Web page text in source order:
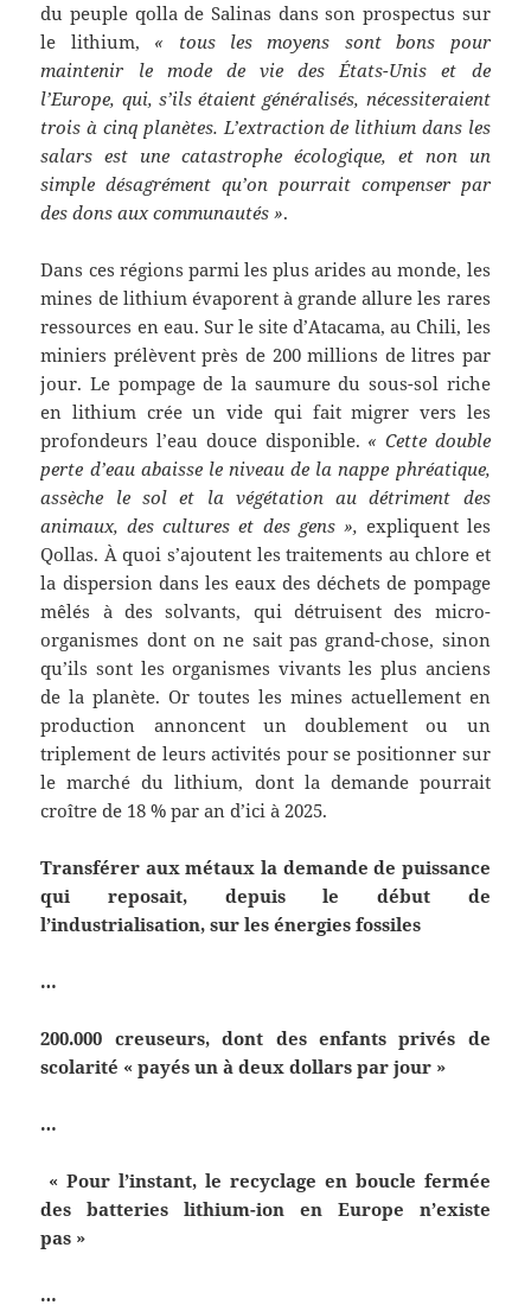
du peuple qolla de Salinas dans son prospectus sur
le lithium, « tous les moyens sont bons pour
maintenir le mode de vie des États-Unis et de
l’Europe, qui, s’ils étaient généralisés, nécessiteraient
trois à cinq planètes. L’extraction de lithium dans les
salars est une catastrophe écologique, et non un
simple désagrément qu’on pourrait compenser par
des dons aux communautés ».
Dans ces régions parmi les plus arides au monde, les
mines de lithium évaporent à grande allure les rares
ressources en eau. Sur le site d’Atacama, au Chili, les
miniers prélèvent près de 200 millions de litres par
jour. Le pompage de la saumure du sous-sol riche
en lithium crée un vide qui fait migrer vers les
profondeurs l’eau douce disponible. « Cette double
perte d’eau abaisse le niveau de la nappe phréatique,
assèche le sol et la végétation au détriment des
animaux, des cultures et des gens », expliquent les
Qollas. À quoi s’ajoutent les traitements au chlore et
la dispersion dans les eaux des déchets de pompage
mêlés à des solvants, qui détruisent des micro-
organismes dont on ne sait pas grand-chose, sinon
qu’ils sont les organismes vivants les plus anciens
de la planète. Or toutes les mines actuellement en
production annoncent un doublement ou un
triplement de leurs activités pour se positionner sur
le marché du lithium, dont la demande pourrait
croître de 18 % par an d’ici à 2025.
Transférer aux métaux la demande de puissance
qui reposait, depuis le début de
l’industrialisation, sur les énergies fossiles
…
200.000 creuseurs, dont des enfants privés de
scolarité « payés un à deux dollars par jour »
…
« Pour l’instant, le recyclage en boucle fermée
des batteries lithium-ion en Europe n’existe
pas »
…